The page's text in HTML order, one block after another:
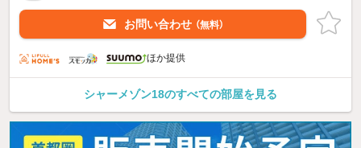
お問い合わせ （無料）
ほか提供
シャーメゾン18のすべての部屋を見る